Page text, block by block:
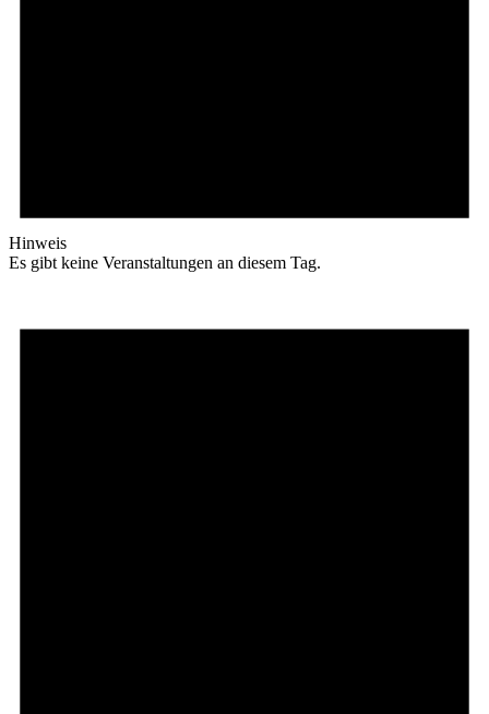
Hinweis
Es gibt keine Veranstaltungen an diesem Tag.